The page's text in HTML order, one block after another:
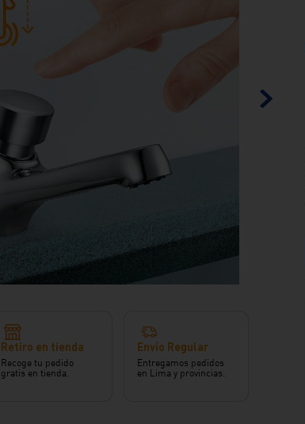
Retiro en tienda
Recoge tu pedido
gratis en tienda.
Envío Regular
Entregamos pedidos
en Lima y provincias.